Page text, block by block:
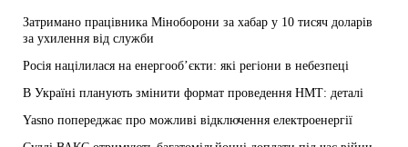
Затримано працівника Міноборони за хабар у 10 тисяч доларів
за ухилення від служби
Росія націлилася на енергооб’єкти: які регіони в небезпеці
В Україні планують змінити формат проведення НМТ: деталі
Yasno попереджає про можливі відключення електроенергії